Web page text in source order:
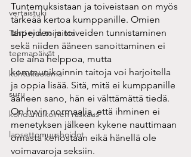
vertaistuki
Tähti ry:n toiminta
teemapäivät
kohtukuolema
suru
kohdunulkoinen raskaus
lapsettomuushoidot
Tuntemuksistaan ja toiveistaan on myös
tärkeää kertoa kumppanille. Omien
tarpeiden ja toiveiden tunnistaminen
sekä niiden ääneen sanoittaminen ei
ole aina helppoa, mutta
kommunikoinnin taitoja voi harjoitella
ja oppia lisää. Sitä, mitä ei kumppanille
ääneen sano, hän ei välttämättä tiedä.
On hyvin normaalia, että ihminen ei
menetyksen jälkeen kykene nauttimaan
omasta kehostaan eikä hänellä ole
voimavaroja seksiin.